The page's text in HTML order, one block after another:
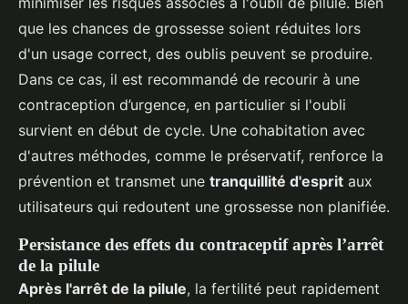
que les chances de grossesse soient réduites lors
d'un usage correct, des oublis peuvent se produire.
Dans ce cas, il est recommandé de recourir à une
contraception d’urgence, en particulier si l'oubli
survient en début de cycle. Une cohabitation avec
d'autres méthodes, comme le préservatif, renforce la
prévention et transmet une tranquillité d'esprit aux
utilisateurs qui redoutent une grossesse non planifiée.
Persistance des effets du contraceptif après l’arrêt
de la pilule
Après l'arrêt de la pilule, la fertilité peut rapidement